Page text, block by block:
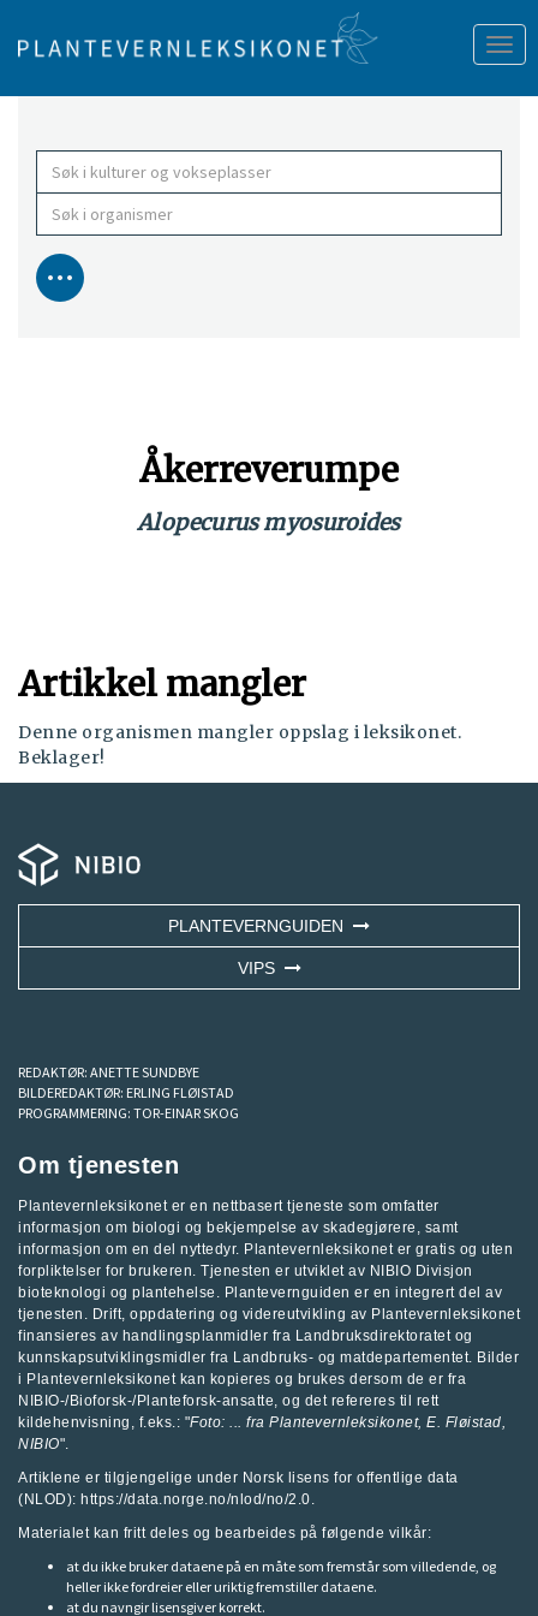
Åkerreverumpe
Alopecurus myosuroides
Artikkel mangler
Denne organismen mangler oppslag i leksikonet.
Beklager!
PLANTEVERNGUIDEN
VIPS
REDAKTØR: ANETTE SUNDBYE
BILDEREDAKTØR: ERLING FLØISTAD
PROGRAMMERING: TOR-EINAR SKOG
Om tjenesten
Plantevernleksikonet er en nettbasert tjeneste som omfatter
informasjon om biologi og bekjempelse av skadegjørere, samt
informasjon om en del nyttedyr. Plantevernleksikonet er gratis og uten
forpliktelser for brukeren. Tjenesten er utviklet av NIBIO Divisjon
bioteknologi og plantehelse . Plantevernguiden er en integrert del av
tjenesten. Drift, oppdatering og videreutvikling av Plantevernleksikonet
finansieres av handlingsplanmidler fra Landbruksdirektoratetog
kunnskapsutviklingsmidler fra Landbruks- og matdepartementet. Bilder
i Plantevernleksikonet kan kopieres og brukes dersom de er fra
NIBIO-/Bioforsk-/Planteforsk-ansatte, og det refereres til rett
kildehenvisning, f.eks.: "Foto: ... fra Plantevernleksikonet, E. Fløistad,
NIBIO".
Artiklene er tilgjengelige under Norsk lisens for offentlige data
(NLOD): https://data.norge.no/nlod/no/2.0.
Materialet kan fritt deles og bearbeides på følgende vilkår:
at du ikke bruker dataene på en måte som fremstår som villedende, og
heller ikke fordreier eller uriktig fremstiller dataene.
at du navngir lisensgiver korrekt.